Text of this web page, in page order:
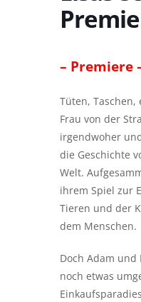
– Premiere
Tüten,
Frau von der
irgendwoher
die Geschichte
Welt.
ihrem Spiel zur
Tieren und der
dem Menschen.
Doch Adam und
noch etwas